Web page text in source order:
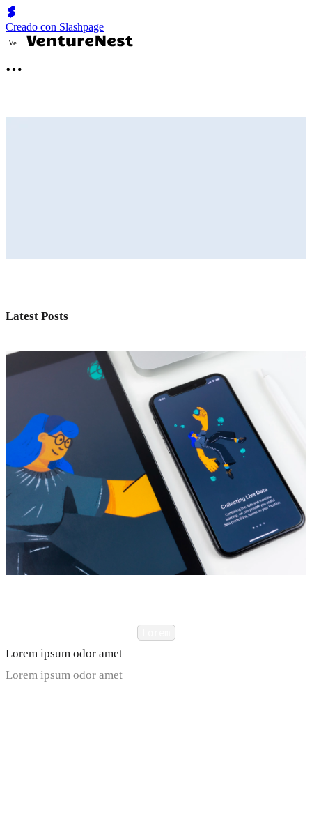
Creado con Slashpage
Ve
Latest Posts
Lorem ipsum odor amet
Lorem ipsum odor amet